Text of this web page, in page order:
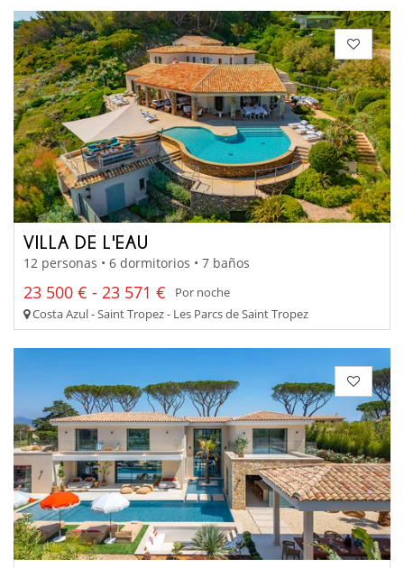
VILLA DE L'EAU
12 personas • 6 dormitorios • 7 baños
23 500 € - 23 571 €
Por noche
Costa Azul - Saint Tropez - Les Parcs de Saint Tropez